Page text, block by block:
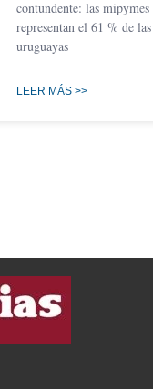
contundente: las mipymes
representan el 61 % de
uruguayas
LEER MÁS >>